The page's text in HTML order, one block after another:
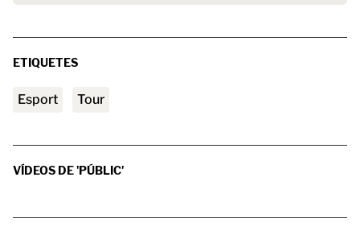
ETIQUETES
esport Tour
VÍDEOS DE 'PÚBLIC'